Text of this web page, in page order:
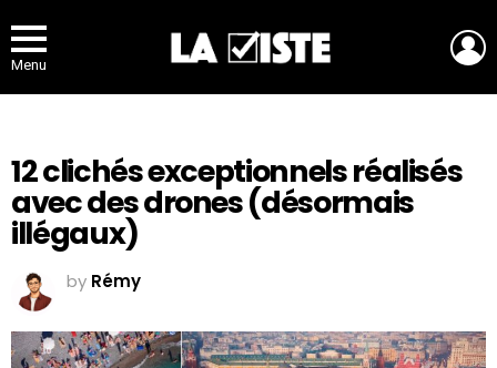
Menu
12 clichés exceptionnels réalisés
avec des drones (désormais
illégaux)
by Rémy